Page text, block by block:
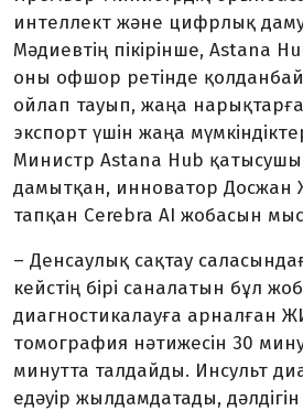
интеллект және цифрлық
Мәдиевтің пікірінше, Astana
оны офшор ретінде
ойлап тауып, жаңа
экспорт үшін жаңа
Министр Astana Hub
дамытқан, инноватор Досжан
тапқан Cerebra AI жобасын
– Денсаулық сақтау
кейстің бірі саналатын бұл
диагностикалауға арналған
томография нәтижесін 30
минутта талдайды. Инсульт
едәуір жылдамдатады,